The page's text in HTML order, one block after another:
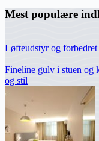
Mest populære
Løfteudstyr og
Fineline gulv i stuen og
og stil